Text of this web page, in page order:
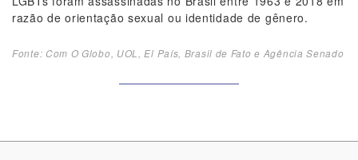
razão de orientação sexual ou identidade de gênero.
Fonte: Com O Globo, UOL, El País, Brasil de Fato e Agência Senado